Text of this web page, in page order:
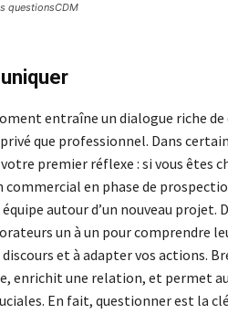
questionsCDM
entraîne un dialogue riche de
que professionnel. Dans
premier réflexe : si vous êtes
en phase de
autour d’un nouveau projet.
un à un pour comprendre
et à adapter vos actions.
enrichit une relation, et permet
En fait, questionner est la